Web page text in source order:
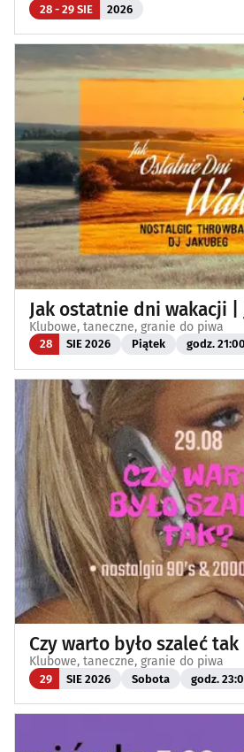
28 - 29 SIE 2026
Jak ostatnie dni wakacji |
Klubowe, taneczne, granie do piwa
28 SIE 2026 Piątek godz. 21:00
Czy warto było szaleć tak
Klubowe, taneczne, granie do piwa
29 SIE 2026 Sobota godz.